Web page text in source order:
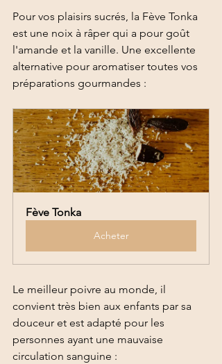
Pour vos plaisirs sucrés, la Fève Tonka
est une noix à râper qui a pour goût
l'amande et la vanille. Une excellente
alternative pour aromatiser toutes vos
préparations gourmandes :
Fève Tonka
Acheter
Le meilleur poivre au monde, il
convient très bien aux enfants par sa
douceur et est adapté pour les
personnes ayant une mauvaise
circulation sanguine :